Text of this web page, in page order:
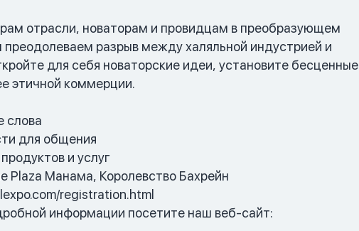
отрасли, новаторам и провидцам в преобразующем
разрыв между халяльной индустрией и
для себя новаторские идеи, установите бесценные
этичной коммерции.
слова
для общения
и услуг
Plaza Манама, Королевство Бахрейн
registration.html
информации посетите наш веб-сайт: